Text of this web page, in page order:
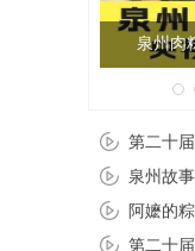
泉州肉
阿嬷的